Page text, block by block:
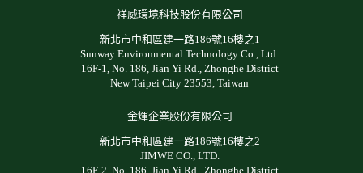
祥威環境科技股份有限公司
新北市中和區建一路186號16樓之1
Sunway Environmental Technology Co., Ltd.
16F-1, No. 186, Jian Yi Rd., Zhonghe District
New Taipei City 23553, Taiwan
金煇企業股份有限公司
新北市中和區建一路186號16樓之2
JIMWE CO., LTD.
16F-2, No. 186, Jian Yi Rd., Zhonghe District